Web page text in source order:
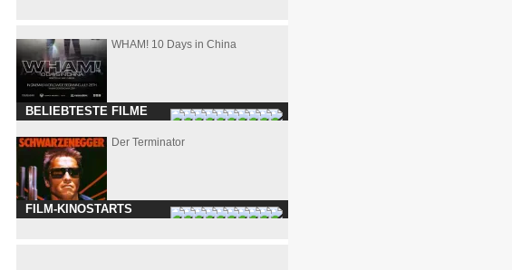
WHAM! 10 Days in China
BELIEBTESTE FILME
Der Terminator
FILM-KINOSTARTS